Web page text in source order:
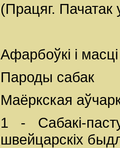
(Працяг. Пачатак
Афарбоўкі і
Пароды сабак
Маёркская
1 - Сабакі-
швейцарскіх